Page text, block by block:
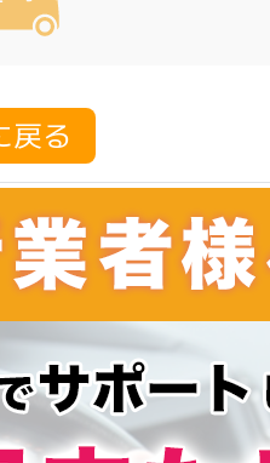
戻る